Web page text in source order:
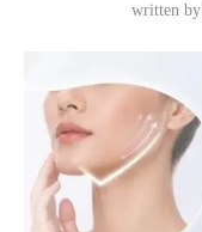
written by